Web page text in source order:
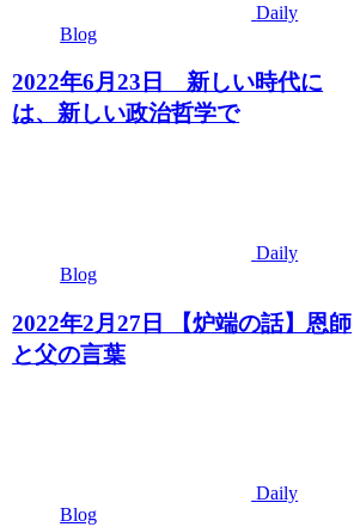
Daily
Blog
2022年6月23日 新しい時代に
は、新しい政治哲学で
Daily
Blog
2022年2月27日 【炉端の話】恩師
と父の言葉
Daily
Blog